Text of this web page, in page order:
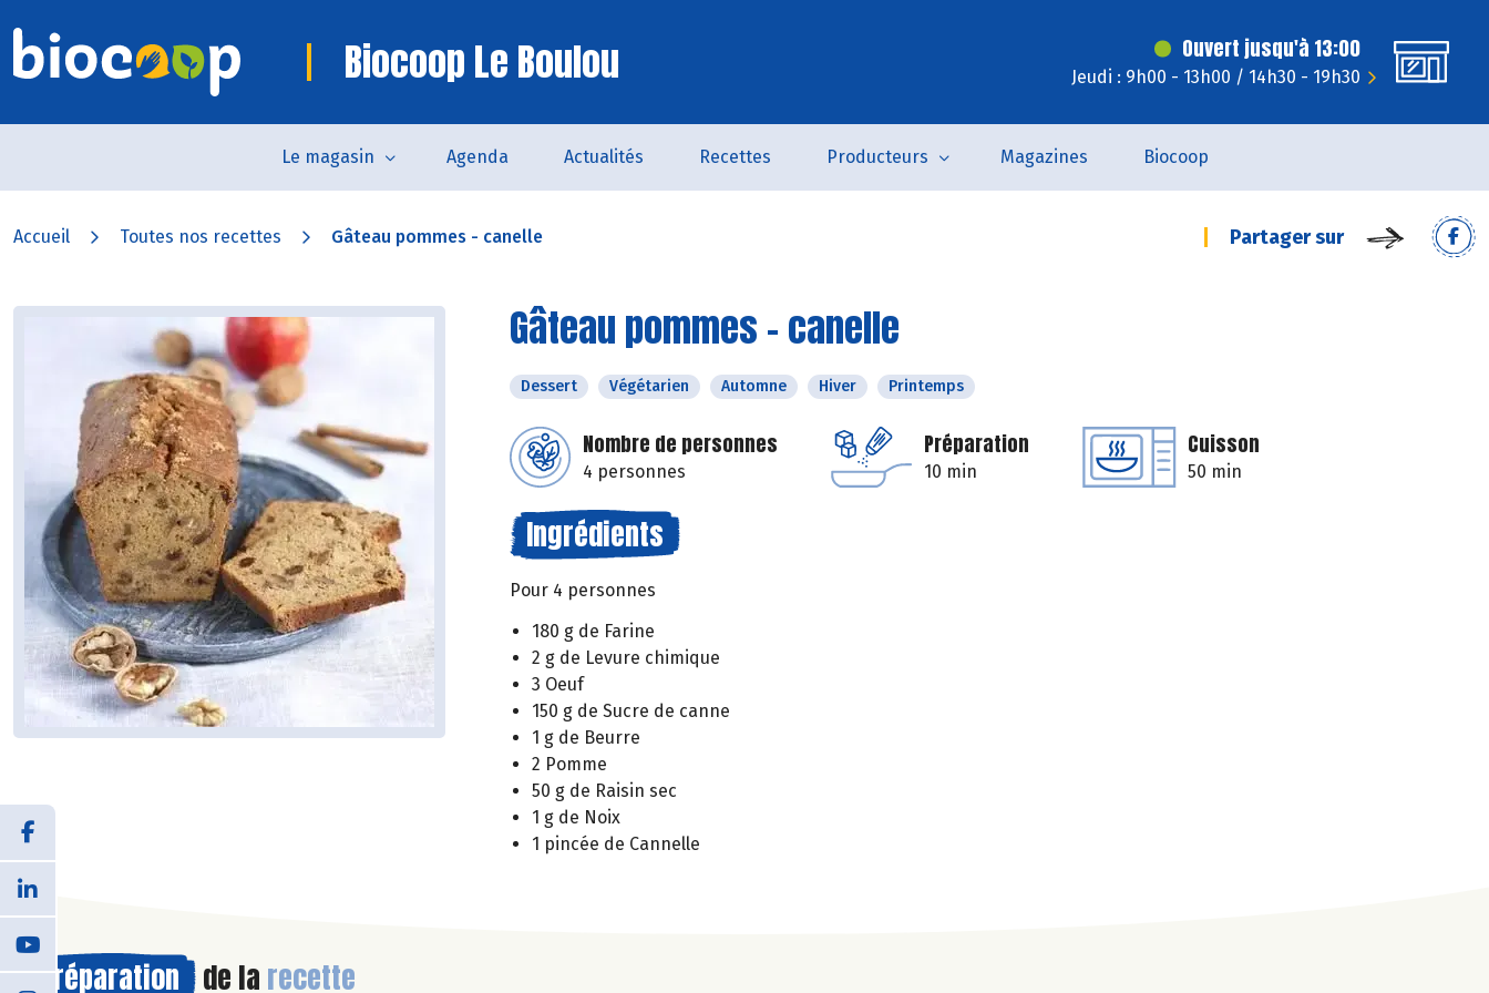
Biocoop Le Boulou Ouvert jusqu'à 13:00
Jeudi : 9h00 - 13h00 / 14h30 - 19h30
Le magasin Agenda Actualités Recettes Producteurs Magazines Biocoop
Accueil Toutes nos recettes Gâteau pommes - canelle Partager sur
Gâteau pommes - canelle
Dessert Végétarien Automne Hiver Printemps
Nombre de personnes
4 personnes
Préparation
10 min
Cuisson
50 min
Ingrédients
Pour 4 personnes
180 g de Farine
2 g de Levure chimique
3 Oeuf
150 g de Sucre de canne
1 g de Beurre
2 Pomme
50 g de Raisin sec
1 g de Noix
1 pincée de Cannelle
Préparation de la recette